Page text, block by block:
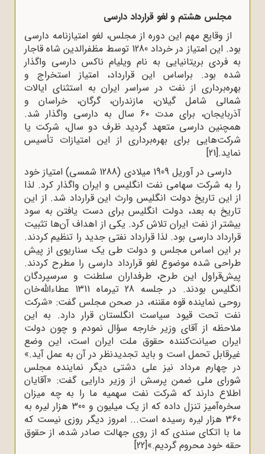
مجلس هشتم و لغو قرارداد دارسی
از وقایع مهم این دوره از مجلس، لغو امتیازنامه دارسی
بود. این امتیاز در خرداد 1280 توسط مظفرالدین شاه قاجار
به فردی بریتانیایی به نام ویلیام ناکس دارسی واگذار
شده بود. براساس این قرارداد، امتیاز استخراج و
بهره‌برداری از نفت در سراسر ایران به استثنای ایالات
شمالی شامل گیلان، مازندران، گرگان، خراسان و
آذربایجان، برای مدت ۶۰ سال به دارسی واگذار شد.
همچنین دارسی متعهد گردید ظرف دو سال، شرکت یا
شرکت‌هایی برای بهره‌برداری از این امتیازات تأسیس
نماید.[21]
دارسی در آوریل 1909 میلادی (1288 شمسی) امتیاز خود
را به شرکت سهامی نفت انگلیس و ایران واگذار کرد. لذا
از این تاریخ دولت انگلیس وارث این قرارداد شد. از این
تاریخ به بعد، دولت انگلیس برای دست یافتن به سود
بیشتر از نفت ایران تلاش کرد. یکی از اهداف آن‌ها تثبیت
قرارداد دارسی بود. لذا قرارداد نفتی جدید را تنظیم کردند.
بر این اساس مجلس و دولت طی یک سناریوی از پیش
طراحی شده موضوع لغو قرارداد دارسی را مطرح کردند.
پیش‌قراول این طرح، طرفداران سلطنت و سرسپردگان
انگلیس بودند. در جلسه 28 تیرماه 1311 عطاءالله‌خان
روحی نماینده قوه مقننه، در صحن مجلس گفت: «شرکت
نفت تحت قیود سیاست انگلستان قرار دارد. به این
ملاحظه از آقای وزیر خارجه سؤال نمودم و چون دولت
ایران صیانت‌کننده حقوق ملت ایران است، این وضع
غیرقابل تحمل است و باید تجدیدنظر در آن به عمل آید.»
در چهارم مرداد نیز علی دشتی دیگر نماینده مجلس
شورای ملی ضمن پرسش از وزیر دارایی گفت: «آقایان
اطلاع دارند که شرکت نفت سهمیه ما را به چه میزان
سخره‌آمیز تنزل داده که از یک میلیون و 300 هزار لیره به
360 هزار لیره رسیده است... امروز دیگر روزی نیست که
ما با اتکای سندی که از روی جهالت صادر شده، از حقوق
حقه خود محروم گردیم.»[22]